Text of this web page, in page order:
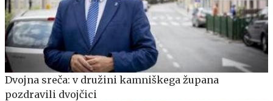
Dvojna sreča: v družini kamniškega župana
pozdravili dvojčici